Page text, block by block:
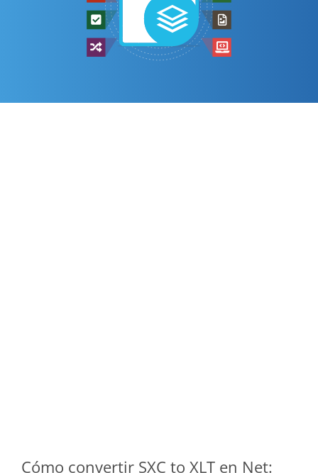
Cómo convertir SXC to XLT en Net: